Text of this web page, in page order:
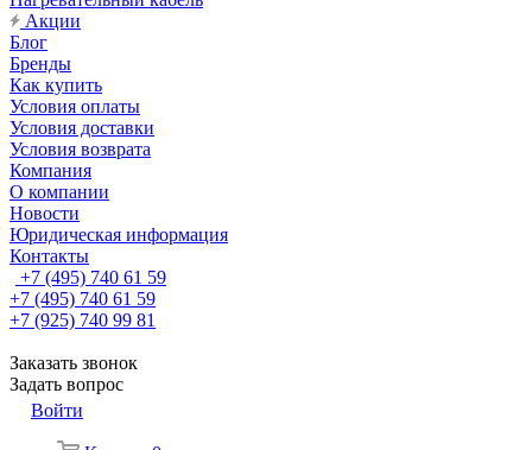
Акции
Блог
Бренды
Как купить
Условия оплаты
Условия доставки
Условия возврата
Компания
О компании
Новости
Юридическая информация
Контакты
+7 (495) 740 61 59
+7 (495) 740 61 59
+7 (925) 740 99 81
Заказать звонок
Задать вопрос
Войти